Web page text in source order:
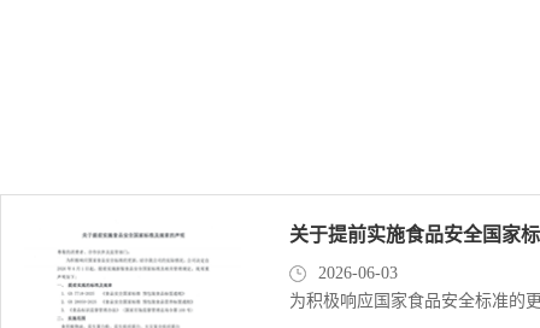
关于提前实施食品安全国家
2026-06-03
为积极响应国家食品安全标准的